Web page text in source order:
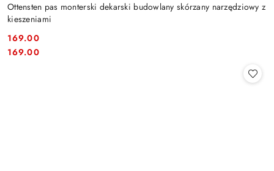
Ottensten pas monterski dekarski budowlany skórzany narzędziowy z
kieszeniami
Cena:
169.00
Cena:
169.00